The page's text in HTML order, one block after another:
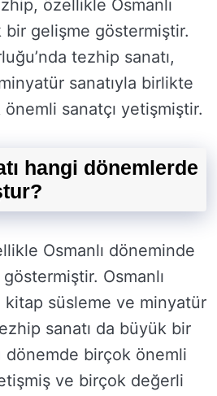
özellikle Osmanlı
gelişme göstermiştir.
tezhip sanatı,
sanatıyla birlikte
sanatçı yetişmiştir.
hangi dönemlerde
Osmanlı döneminde
Osmanlı
kitap süsleme ve minyatür
sanatı da büyük bir
dönemde birçok önemli
ve birçok değerli